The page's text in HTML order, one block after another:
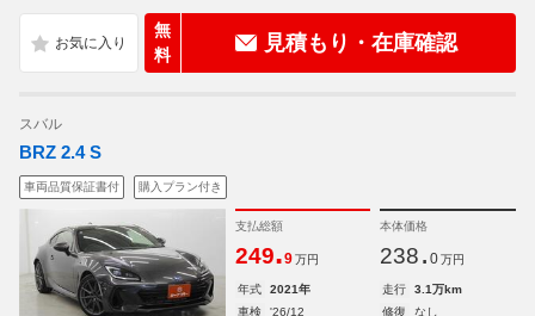
無
料
見積もり・在庫確認
スバル
BRZ 2.4 S
車両品質保証書付 購入プラン付き
支払総額
249.9 万円
本体価格
238. 0 万円
年式 2021年 走行
3.1万km
車検
'26/12 修復
なし